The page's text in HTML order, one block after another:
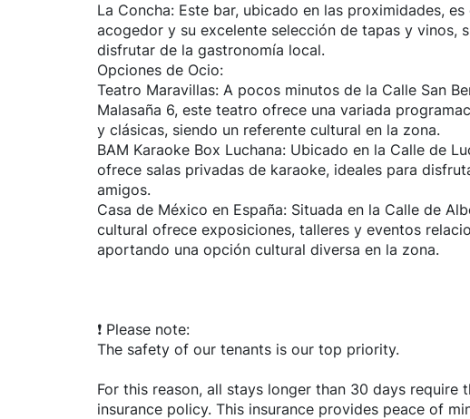
La Concha: Este bar, ubicado en las proximidades,
acogedor y su excelente selección de tapas y vinos,
disfrutar de la gastronomía local.
Opciones de Ocio:
Teatro Maravillas: A pocos minutos de la Calle San
Malasaña 6, este teatro ofrece una variada
y clásicas, siendo un referente cultural en la zona.
BAM Karaoke Box Luchana: Ubicado en la Calle de
ofrece salas privadas de karaoke, ideales para
amigos.
Casa de México en España: Situada en la Calle de
cultural ofrece exposiciones, talleres y eventos
aportando una opción cultural diversa en la zona.
❗ Please note:
The safety of our tenants is our top priority.
For this reason, all stays longer than 30 days require
insurance policy. This insurance provides peace of